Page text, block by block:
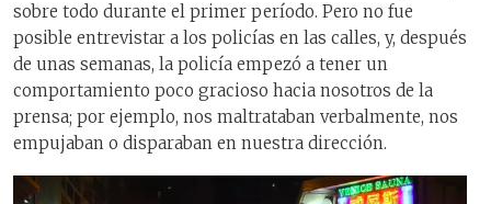
sobre todo durante el primer período. Pero no fue
posible entrevistar a los policías en las calles, y, después
de unas semanas, la policía empezó a tener un
comportamiento poco gracioso hacia nosotros de la
prensa; por ejemplo, nos maltrataban verbalmente, nos
empujaban o disparaban en nuestra dirección.